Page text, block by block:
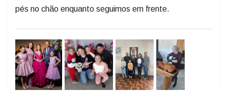
pés no chão enquanto seguimos em frente.